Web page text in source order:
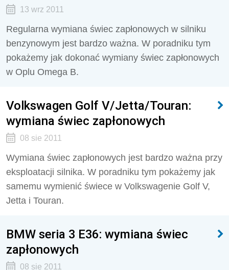
13 wrz 2011
Regularna wymiana świec zapłonowych w silniku
benzynowym jest bardzo ważna. W poradniku tym
pokażemy jak dokonać wymiany świec zapłonowych
w Oplu Omega B.
Volkswagen Golf V/Jetta/Touran:
wymiana świec zapłonowych
08 sie 2011
Wymiana świec zapłonowych jest bardzo ważna przy
eksploatacji silnika. W poradniku tym pokażemy jak
samemu wymienić świece w Volkswagenie Golf V,
Jetta i Touran.
BMW seria 3 E36: wymiana świec
zapłonowych
08 sie 2011